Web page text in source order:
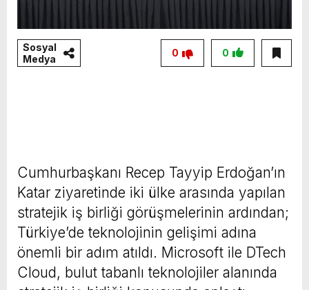
Sosyal
Medya
0
0
Cumhurbaşkanı Recep Tayyip Erdoğan’ın
Katar ziyaretinde iki ülke arasında yapılan
stratejik iş birliği görüşmelerinin ardından;
Türkiye’de teknolojinin gelişimi adına
önemli bir adım atıldı. Microsoft ile DTech
Cloud, bulut tabanlı teknolojiler alanında